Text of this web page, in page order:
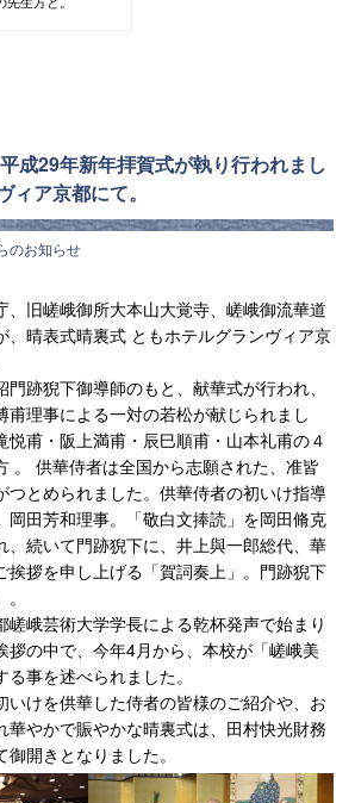
成29年新年拝賀式が執り行われまし
ィア京都にて。
のお知らせ
、旧嵯峨御所大本山大覚寺、嵯峨御流華道
、晴表式晴裏式 ともホテルグランヴィア京
跡猊下御導師のもと、献華式が行われ、
甫理事による一対の若松が献じられまし
悦甫・阪上満甫・辰巳順甫・山本礼甫の４
。 供華侍者は全国から志願された、准皆
つとめられました。供華侍者の初いけ指導
岡田芳和理事。「敬白文捧読」を岡田脩克
、続いて門跡猊下に、井上與一郎総代、華
挨拶を申し上げる「賀詞奏上」。門跡猊下
嵯峨芸術大学学長による乾杯発声で始まり
拶の中で、今年4月から、本校が「嵯峨美
事を述べられました。
いけを供華した侍者の皆様のご紹介や、お
華やかで賑やかな晴裏式は、田村快光財務
開きとなりました。